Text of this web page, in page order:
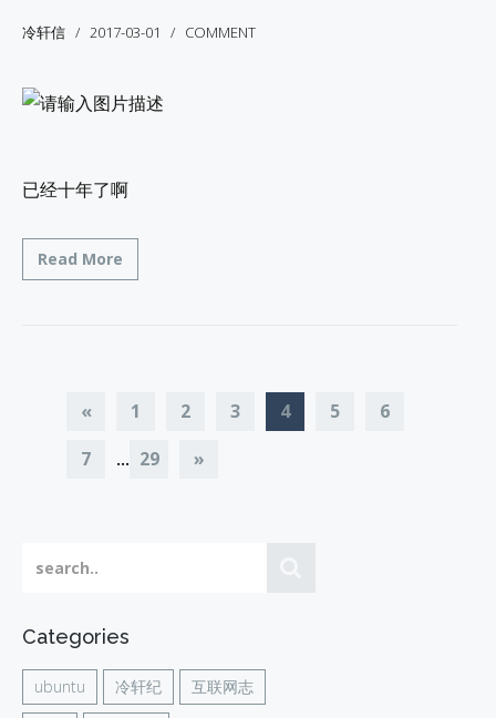
冷轩信 2017-03-01 COMMENT
已经十年了啊
Read More
« 1 2 3 4 5
6
7
... 29 »
Categories
ubuntu 冷轩纪 互联网志